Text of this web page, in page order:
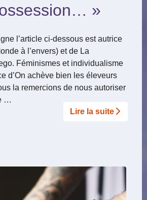
»
l’article ci-dessous est autrice
à l’envers) et de La
Féminismes et individualisme
d’On achève bien les éleveurs
la remercions de nous autoriser
…
Lire la suite­­